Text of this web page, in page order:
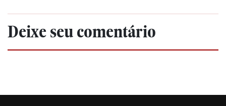
Deixe seu comentário